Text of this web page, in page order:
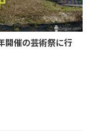
開催の芸術祭に行